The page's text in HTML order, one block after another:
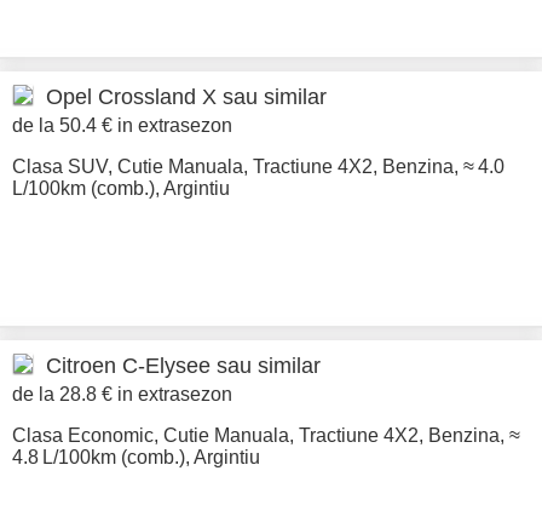
Opel Crossland X sau similar
de la 50.4 € in extrasezon
Clasa SUV, Cutie Manuala, Tractiune 4X2, Benzina, ≈ 4.0
L/100km (comb.), Argintiu
Citroen C-Elysee sau similar
de la 28.8 € in extrasezon
Clasa Economic, Cutie Manuala, Tractiune 4X2, Benzina, ≈
4.8 L/100km (comb.), Argintiu